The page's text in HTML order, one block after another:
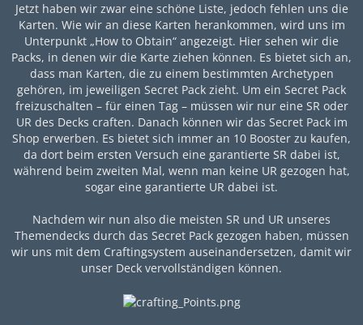
Jetzt haben wir zwar eine schöne Liste, jedoch fehlen uns die
Karten. Wie wir an diese Karten herankommen, wird uns im
Unterpunkt „How to Obtain“ angezeigt. Hier sehen wir die
Packs, in denen wir die Karte ziehen können. Es bietet sich an,
dass man Karten, die zu einem bestimmten Archetypen
gehören, im jeweiligen Secret Pack zieht. Um ein Secret Pack
freizuschalten – für einen Tag – müssen wir nur eine SR oder
UR des Decks craften. Danach können wir das Secret Pack im
Shop erwerben. Es bietet sich immer an 10 Booster zu kaufen,
da dort beim ersten Versuch eine garantierte SR dabei ist,
während beim zweiten Mal, wenn man keine UR gezogen hat,
sogar eine garantierte UR dabei ist.
Nachdem wir nun also die meisten SR und UR unseres
Themendecks durch das Secret Pack gezogen haben, müssen
wir uns mit dem Craftingsystem auseinandersetzen, damit wir
unser Deck vervollständigen können.